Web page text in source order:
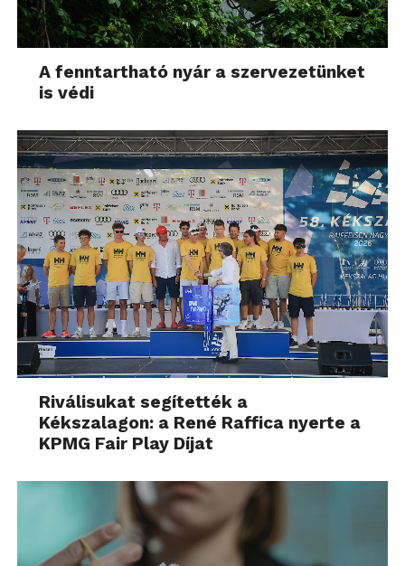
A fenntartható nyár a szervezetünket
is védi
Riválisukat segítették a
Kékszalagon: a René Raffica nyerte a
KPMG Fair Play Díjat